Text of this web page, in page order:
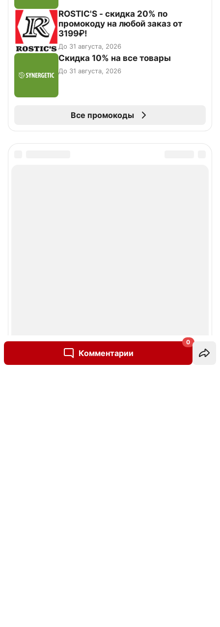
Комментарии
0
ROSTIC'S - скидка 20% по
промокоду на любой заказ от
3199₽!
До 31 августа, 2026
Скидка 10% на все товары
До 31 августа, 2026
Все промокоды